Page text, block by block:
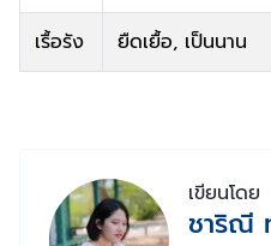
เรื้อรัง ยืดเยื้อ, เป็นนาน
เขียนโดย
ชาริณี